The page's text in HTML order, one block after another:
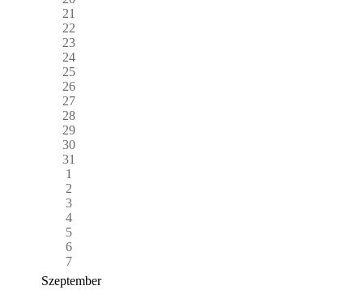
21
22
23
24
25
26
27
28
29
30
31
1
2
3
4
5
6
7
Szeptember